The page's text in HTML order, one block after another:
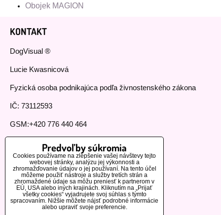
Obojek MAGION
KONTAKT
DogVisual ®
Lucie Kwasnicová
Fyzická osoba podnikajúca podľa živnostenského zákona
IČ: 73112593
GSM:+420 776 440 464
DÔLEŽITÉ INFORMÁCIE
Všeobecné obchodné podmienky
Reklamačný poriadok
Doprava a platba
Predvoľby súkromia
Cookies používame na zlepšenie vašej návštevy tejto
webovej stránky, analýzu jej výkonnosti a
zhromažďovanie údajov o jej používaní. Na tento účel
môžeme použiť nástroje a služby tretích strán a
zhromaždené údaje sa môžu preniesť k partnerom v
EÚ, USA alebo iných krajinách. Kliknutím na „Prijať
všetky cookies“ vyjadrujete svoj súhlas s týmto
spracovaním. Nižšie môžete nájsť podrobné informácie
alebo upraviť svoje preferencie.